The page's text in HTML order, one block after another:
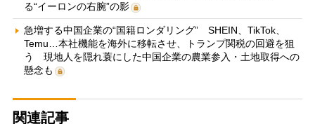
る“イーロンの右腕”の影
急増する中国企業の“国籍ロンダリング” SHEIN、TikTok、
Temu…本社機能を海外に移転させ、トランプ関税の回避を狙
う 現地人を隠れ蓑にした中国企業の農業参入・土地取得への
懸念も
関連記事